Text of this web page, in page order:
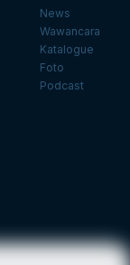
News
Wawancara
Katalogue
Foto
Podcast